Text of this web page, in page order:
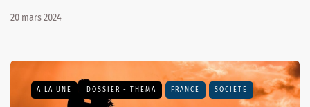
20 mars 2024
A LA UNE DOSSIER - THEMA FRANCE SOCIÉTÉ